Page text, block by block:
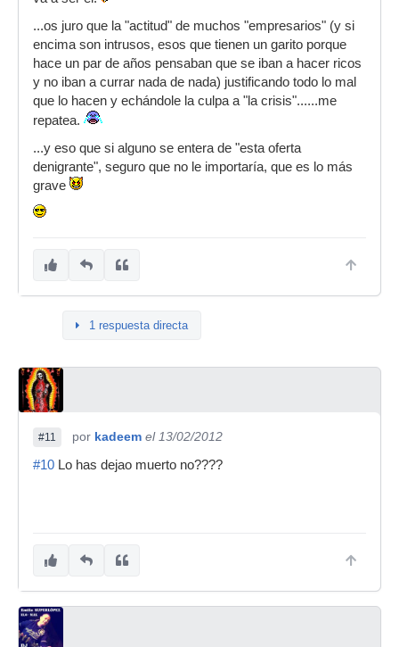
...os juro que la "actitud" de muchos "empresarios" (y si
encima son intrusos, esos que tienen un garito porque
hace un par de años pensaban que se iban a hacer ricos
y no iban a currar nada de nada) justificando todo lo mal
que lo hacen y echándole la culpa a "la crisis"......me
repatea.
...y eso que si alguno se entera de "esta oferta
denigrante", seguro que no le importaría, que es lo más
grave
1 respuesta directa
#11 por kadeem el 13/02/2012
#10 Lo has dejao muerto no????